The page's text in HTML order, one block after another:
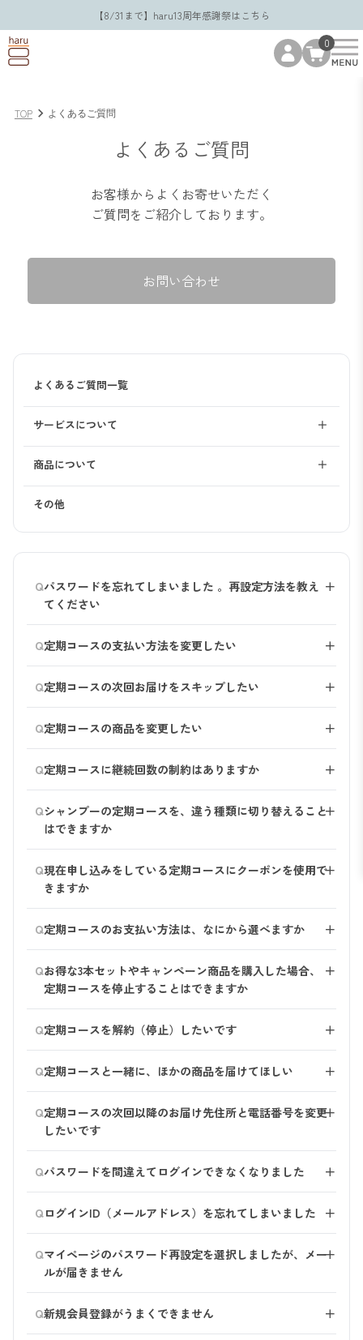
【8/31まで】haru13周年感謝祭はこちら
0
TOP よくあるご質問
よくあるご質問
お客様からよくお寄せいただく
ご質問をご紹介しております。
お問い合わせ
よくあるご質問一覧
サービスについて ＋
会員登録・マイページ
ご注文
返品・交換・キャンセル
定期コース
お届け（出荷・配達）
配信設定（DM・メルマガ）
商品について ＋
全商品共通
kurokamiスカルプ（オリジナル）
kurokamiスカルプ（グリーンブレンド）
メンズスカルプ・プロ
ダブルスキンフォーム
デリ・レシピトリートメント
スムースファイバーウォッシュ
スキンバリアミルク
ダブルウォッシュミルク
スカルプエッセンス100
スカルプクリアバランス
urah（ユラ）シグネチャクレンザー
その他
Qパスワードを忘れてしまいました 。再設定方法を教え
てください
＋
方」より、お手続きをお願いいたします。
Q定期コースの支払い方法を変更したい
＋
「お申し込み中の定期コース」より、対象の定期コース
をご選択ください。
「お支払い情報」よりお手続きいただけます。
Q定期コースの次回お届けをスキップしたい
＋
の変更（延長）のお手続きが可能です。
※定期コースは次回到着日の8日前に出荷準備に入りま
す。出荷準備に入ったお届け情報は「注文履歴」よりご
確認いただけます。
Q定期コースの商品を変更したい
＋
す。
【マイページからの手続き方法】
※定期商品を変更する際は、はじめに変更希望の商品を
追加し、その後変更前の商品の削除をお願いいたしま
す。
認・変更」を選択
3.「追加可能商品」よりご希望の商品を追加
4.ご不要な商品は「編集」ボタンより削除いただけます
Q定期コースに継続回数の制約はありますか
＋
可能です。
Qシャンプーの定期コースを、違う種類に切り替えること
はできますか
＋
※ただし、期間限定シャンプーやスカルプクリアバラン
スは、定期コースの切り替え対象外となっております。
ご了承ください。
【マイページからの手続き方法】
はじめに変更をご希望の商品を追加し、その後ご不要な
商品を削除してください。
1.マイページにログイン
3.「お届け商品の追加」を選択
4.追加したい商品を選択
5.「編集」よりご不要な商品を削除
Q現在申し込みをしている定期コースにクーポンを使用で
きますか
＋
URL：https://haru-shop.jp/shop/pages/order/
Q定期コースのお支払い方法は、なにから選べますか
＋
込）」「クレジットカード決済」「AmazonPay」より
お選びいただけます。 ご変更手続きがないかぎり、2回
目以降も初回と同じお支払い方法でお届けします。
※PayPayは定期コースのお支払いにお選びいただけま
せん。
Qお得な3本セットやキャンペーン商品を購入した場合、
定期コースを停止することはできますか
＋
変更いただけます。
Q定期コースを解約（停止）したいです
＋
【マイページからの手続き方法】
1.「お申込み中の定期コース一覧」を選択
2.解約したい定期コースの「ご注文内容の確認・変更す
る」ボタンを選択
3.画面をスクロール（下へ進む）し、「定期コースの解
5.内容を確認し、「定期コースを解約する」ボタンを選
択
手続き後に送信される自動配信メールをもって、解約手
続き完了となります。
※次回お届け日の8日前になると出荷の手配に入るた
Q定期コースと一緒に、ほかの商品を届けてほしい
＋
ンターまでご連絡ください。
Q定期コースの次回以降のお届け先住所と電話番号を変更
したいです
＋
よりお届け先の変更を承っております。
※基本住所（請求先）は、マイページの「会員情報」よ
りご変更ください。
Qパスワードを間違えてログインできなくなりました
＋
間違えると
一時的にロックがかかり、ログインできない状態となり
ます。
恐れ入りますが、30分ほど経ってから再度ご利用くださ
い。
QログインID（メールアドレス）を忘れてしまいました
＋
と合わせて、次の情報をお知らせください。
ご本人様確認ができましたら、ご登録のメールアドレス
をご案内いたします。
・お名前
Qマイページのパスワード再設定を選択しましたが、メー
ルが届きません
＋
す。
Q新規会員登録がうまくできません
＋